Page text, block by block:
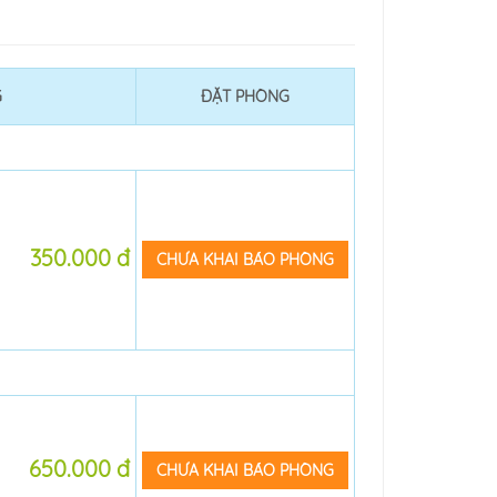
ĐẶT PHÒNG
350.000 đ CHƯA KHAI BÁO PHÒNG
650.000 đ CHƯA KHAI BÁO PHÒNG